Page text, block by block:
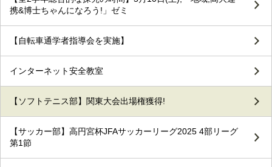
携&博士ちゃんになろう!」ゼミ
【自転車通学者指導会を実施】
インターネット安全教室
【ソフトテニス部】関東大会出場権獲得!
【サッカー部】高円宮杯JFAサッカーリーグ2025 4部リーグ
第1節